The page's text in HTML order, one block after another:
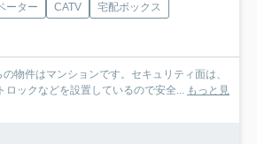
ーター CATV
宅配ボックス
物件はマンションです。セキュリティ面は、
ロックなどを設置しているので安全... もっと見